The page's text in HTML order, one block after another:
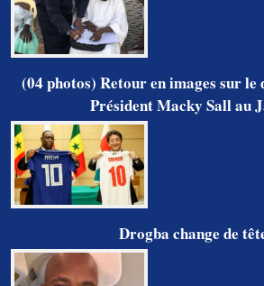
(04 photos) Retour en images sur le
Président Macky Sall au
Drogba change de